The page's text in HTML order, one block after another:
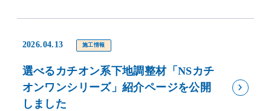
2026.04.13 施工情報
選べるカチオン系下地調整材「NSカチ
オンワンシリーズ」紹介ページを公開
しました